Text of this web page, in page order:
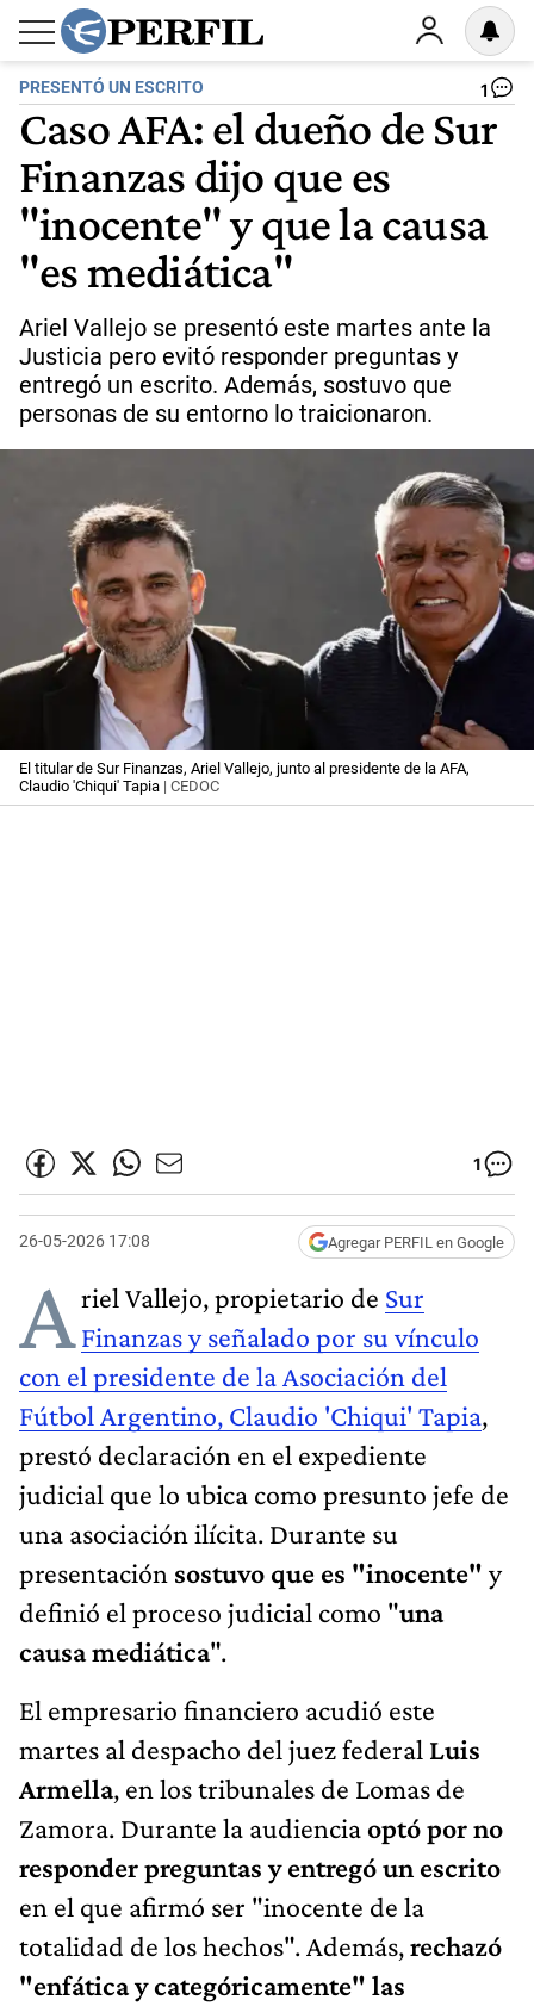
PRESENTÓ UN ESCRITO 1
Caso AFA: el dueño de Sur
Finanzas dijo que es
"inocente" y que la causa
"es mediática"
Ariel Vallejo se presentó este martes ante la
Justicia pero evitó responder preguntas y
entregó un escrito. Además, sostuvo que
personas de su entorno lo traicionaron.
El titular de Sur Finanzas, Ariel Vallejo, junto al presidente de la AFA,
Claudio 'Chiqui' Tapia | CEDOC
1
26-05-2026 17:08 Agregar PERFIL en Google
Ariel Vallejo, propietario de Sur
Finanzas y señalado por su vínculo
con el presidente de la Asociación del
Fútbol Argentino, Claudio 'Chiqui' Tapia,
prestó declaración en el expediente
judicial que lo ubica como presunto jefe de
una asociación ilícita. Durante su
presentación sostuvo que es "inocente" y
definió el proceso judicial como "una
causa mediática".
El empresario financiero acudió este
martes al despacho del juez federal Luis
Armella, en los tribunales de Lomas de
Zamora. Durante la audienciaoptó por no
responder preguntas y entregó un escrito
en el que afirmó ser "inocente de la
totalidad de los hechos". Además,rechazó
"enfática y categóricamente" las